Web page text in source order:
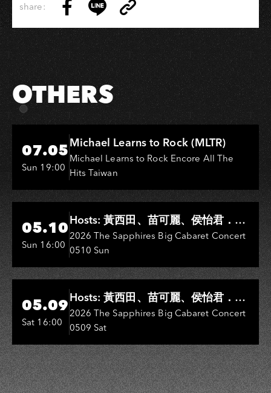
share:
on
Facebook
on
LINE
Link
Copy
Link
OTHERS
Hi-Ing Music Hall
07.05
Sun 19:00
Michael Learns to Rock (MLTR)
Michael Learns to Rock Encore All The
Hits Taiwan
Hi-Ing Music Hall
05.10
Sun 16:00
Hosts: 黃西田、苗可麗、侯怡君．
Entertainers: 葉啟田、鳥來嬤-吳
敏、王彩樺、王瑞霞、吳淑敏、施文
彬、邵大倫、曹雅雯、陳孟賢、黃露
瑤
2026 The Sapphires Big Cabaret Concert
0510 Sun
Hi-Ing Music Hall
05.09
Sat 16:00
Hosts: 黃西田、苗可麗、侯怡君．
Entertainers: 葉啟田、鳥來嬤-吳
敏、張秀卿、王彩樺、吳淑敏、施文
彬、邵大倫、曹雅雯、陳孟賢、黃露
瑤
2026 The Sapphires Big Cabaret Concert
0509 Sat